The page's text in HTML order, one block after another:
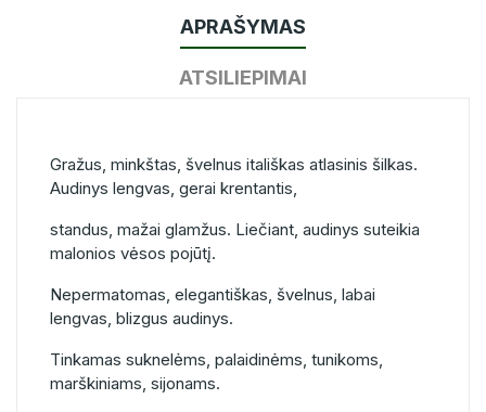
APRAŠYMAS
ATSILIEPIMAI
Gražus, minkštas, švelnus itališkas atlasinis šilkas.
Audinys lengvas, gerai krentantis,
standus, mažai glamžus. Liečiant, audinys suteikia
malonios vėsos pojūtį.
Nepermatomas, elegantiškas, švelnus, labai
lengvas, blizgus audinys.
Tinkamas suknelėms, palaidinėms, tunikoms,
marškiniams, sijonams.